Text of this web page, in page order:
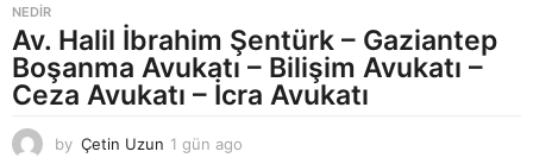
a
g
NEDIR
Av. Halil İbrahim Şentürk – Gaziantep
Boşanma Avukatı – Bilişim Avukatı –
Ceza Avukatı – İcra Avukatı
by Çetin Uzun 1 gün ago